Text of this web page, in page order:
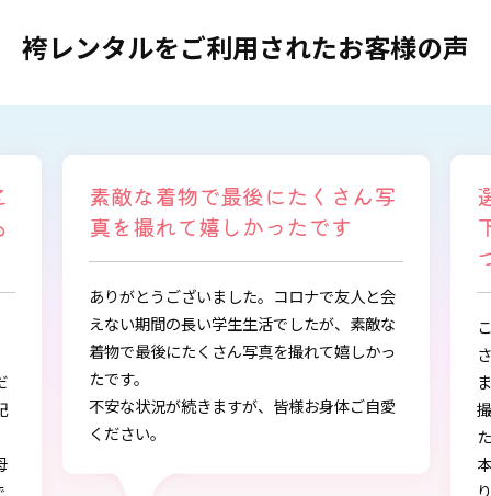
袴レンタルをご利用されたお客様の声
選ぶ時から色々と親身になって
下さり、自分に似合うものを見
つけることができました
この度は、とても素敵な着物・袴をご提供下
さりありがとうございました。
また、早朝からの着付、ヘアアレンジ、写真
撮影もしていただき、ありがとうございまし
た。